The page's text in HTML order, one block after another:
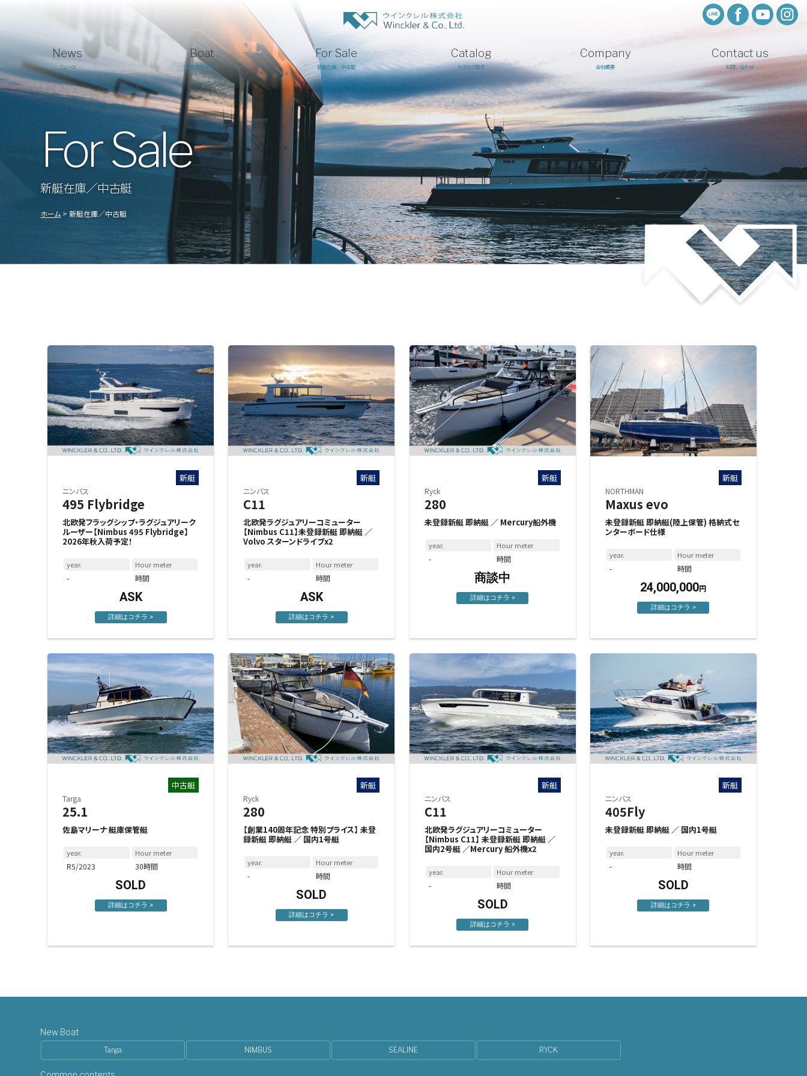
News
ニュース
Boat
新艇販売 ボート
For Sale
新艇在庫／中古艇
Catalog
カタログ請求
Company
会社概要
Contact us
お問い合わせ
For Sale
新艇在庫／中古艇
ホーム 新艇在庫／中古艇
新艇
ニンバス
495 Flybridge
北欧発フラッグシップ・ラグジュアリーク
ルーザー【Nimbus 495 Flybridge】
2026年秋入荷予定！
year.
-
Hour meter
時間
ASK
詳細はコチラ >
新艇
ニンバス
C11
北欧発ラグジュアリーコミューター
【Nimbus C11】未登録新艇 即納艇 ／
Volvo スターンドライブx2
year.
-
Hour meter
時間
ASK
詳細はコチラ >
新艇
Ryck
280
未登録新艇 即納艇 ／ Mercury船外機
year.
-
Hour meter
時間
商談中
詳細はコチラ >
新艇
NORTHMAN
Maxus evo
未登録新艇 即納艇(陸上保管) 格納式セ
ンターボード仕様
year.
-
Hour meter
時間
24,000,000円
詳細はコチラ >
中古艇
Targa
25.1
佐島マリーナ 艇庫保管艇
year.
R5/2023
Hour meter
30時間
SOLD
詳細はコチラ >
新艇
Ryck
280
【創業140周年記念 特別プライス】 未登
録新艇 即納艇 ／ 国内1号艇
year.
-
Hour meter
時間
SOLD
詳細はコチラ >
新艇
ニンバス
C11
北欧発ラグジュアリーコミューター
【Nimbus C11】 未登録新艇 即納艇 ／
国内2号艇 ／Mercury 船外機x2
year.
-
Hour meter
時間
SOLD
詳細はコチラ >
新艇
ニンバス
405Fly
未登録新艇 即納艇 ／ 国内1号艇
year.
-
Hour meter
時間
SOLD
詳細はコチラ >
New Boat
Targa NIMBUS SEALINE RYCK